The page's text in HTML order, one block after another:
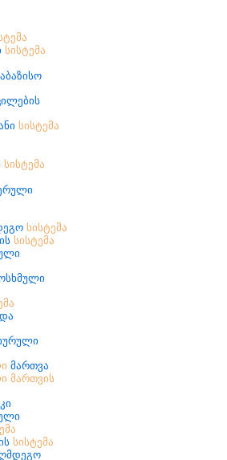
სისტემა
სისტემა
სისტემა
სისტემა
სისტემა
მართვა
მართვის
სისტემა